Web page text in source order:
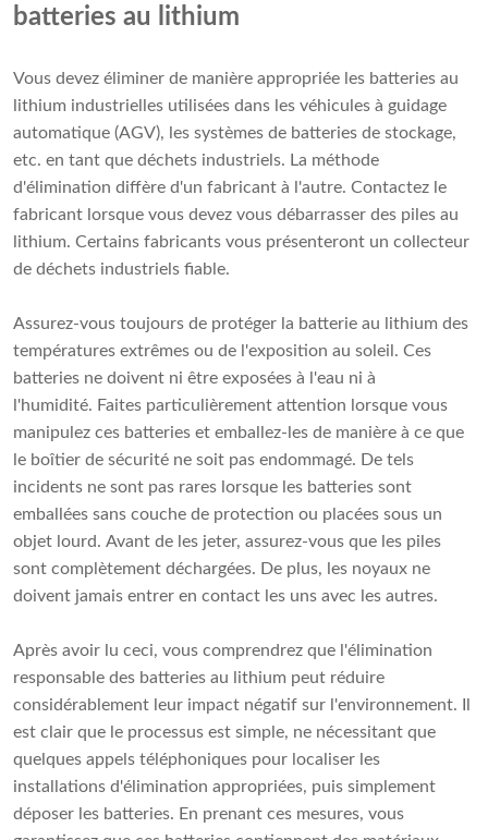
batteries au lithium
Vous devez éliminer de manière appropriée les batteries au
lithium industrielles utilisées dans les véhicules à guidage
automatique (AGV), les systèmes de batteries de stockage,
etc. en tant que déchets industriels. La méthode
d'élimination diffère d'un fabricant à l'autre. Contactez le
fabricant lorsque vous devez vous débarrasser des piles au
lithium. Certains fabricants vous présenteront un collecteur
de déchets industriels fiable.
Assurez-vous toujours de protéger la batterie au lithium des
températures extrêmes ou de l'exposition au soleil. Ces
batteries ne doivent ni être exposées à l'eau ni à
l'humidité. Faites particulièrement attention lorsque vous
manipulez ces batteries et emballez-les de manière à ce que
le boîtier de sécurité ne soit pas endommagé. De tels
incidents ne sont pas rares lorsque les batteries sont
emballées sans couche de protection ou placées sous un
objet lourd. Avant de les jeter, assurez-vous que les piles
sont complètement déchargées. De plus, les noyaux ne
doivent jamais entrer en contact les uns avec les autres.
Après avoir lu ceci, vous comprendrez que l'élimination
responsable des batteries au lithium peut réduire
considérablement leur impact négatif sur l'environnement. Il
est clair que le processus est simple, ne nécessitant que
quelques appels téléphoniques pour localiser les
installations d'élimination appropriées, puis simplement
déposer les batteries. En prenant ces mesures, vous